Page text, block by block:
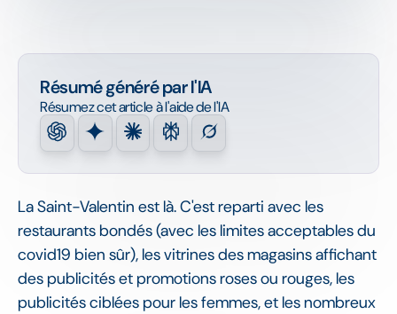
Résumé généré par l'IA
Résumez cet article à l'aide de l'IA
La Saint-Valentin est là. C'est reparti avec les
restaurants bondés (avec les limites acceptables du
covid19 bien sûr), les vitrines des magasins affichant
des publicités et promotions roses ou rouges, les
publicités ciblées pour les femmes, et les nombreux